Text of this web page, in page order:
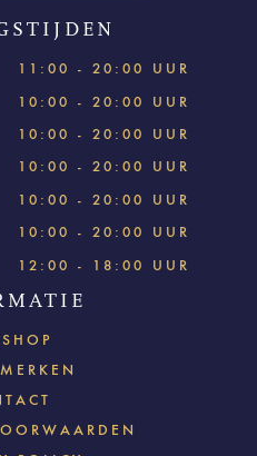
11:00 - 20:00 UUR
10:00 - 20:00 UUR
10:00 - 20:00 UUR
10:00 - 20:00 UUR
10:00 - 20:00 UUR
10:00 - 20:00 UUR
12:00 - 18:00 UUR